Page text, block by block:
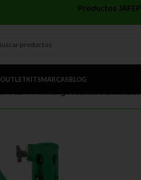
Productos JAFEP
OUTLETKITSMARCASBLOG